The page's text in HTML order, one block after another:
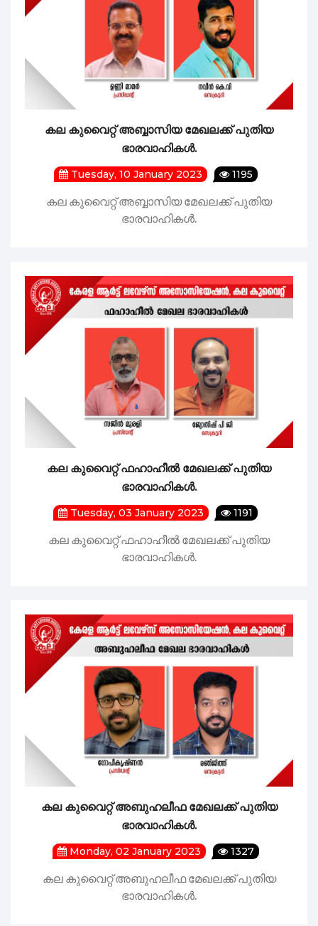
കല കുവൈറ്റ് അബ്ബാസിയ മേഖലക്ക് പുതിയ
ഭാരവാഹികൾ.
Tuesday, 10 January 2023 1195
കല കുവൈറ്റ് അബ്ബാസിയ മേഖലക്ക് പുതിയ
ഭാരവാഹികൾ.
കല കുവൈറ്റ് ഫഹാഹീൽ മേഖലക്ക് പുതിയ
ഭാരവാഹികൾ.
Tuesday, 03 January 2023 1191
കല കുവൈറ്റ് ഫഹാഹീൽ മേഖലക്ക് പുതിയ
ഭാരവാഹികൾ.
കല കുവൈറ്റ് അബുഹലീഫ മേഖലക്ക് പുതിയ
ഭാരവാഹികൾ.
Monday, 02 January 2023 1327
കല കുവൈറ്റ് അബുഹലീഫ മേഖലക്ക് പുതിയ
ഭാരവാഹികൾ.